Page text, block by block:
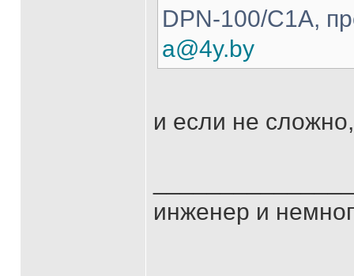
DPN-100/C1A,
a@4y.by
и если не
инженер и